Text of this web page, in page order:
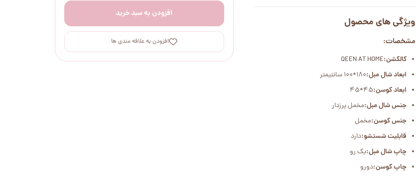
افزودن به سبد خرید
افزودن به علاقه مندی ها
ویژگی های محصول
مشخصات:
کالکشن:QEEN AT HOME
ابعاد شال مبل:۱۸۰*۱۰۰ سانتیمتر
ابعاد کوسن:45*45
جنس شال مبل:مخمل پرزدار
جنس کوسن:مخمل
قابلیت شستشو:دارد
چاپ شال مبل:یک رو
چاپ کوسن:دورو